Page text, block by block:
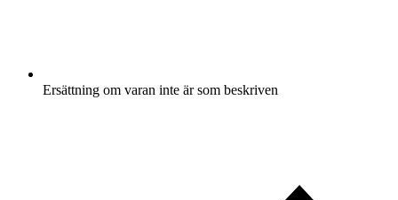
Ersättning om varan inte är som beskriven